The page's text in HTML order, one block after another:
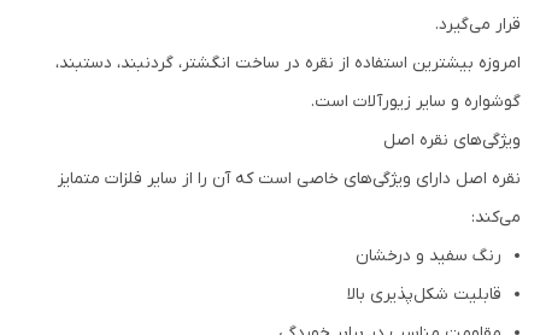
قرار می‌گیرد.
امروزه بیشترین استفاده از نقره در ساخت انگشتر، گردنبند، دستبند،
گوشواره و سایر زیورآلات است.
ویژگی‌های نقره اصل
نقره اصل دارای ویژگی‌های خاصی است که آن را از سایر فلزات متمایز
می‌کند:
رنگ سفید و درخشان
قابلیت شکل‌پذیری بالا